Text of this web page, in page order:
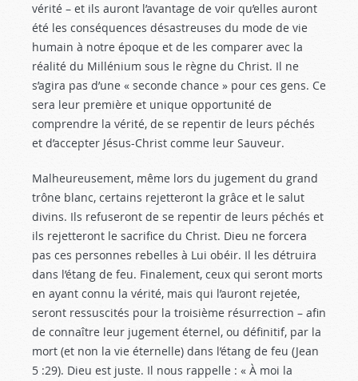
vérité – et ils auront l’avantage de voir qu’elles auront
été les conséquences désastreuses du mode de vie
humain à notre époque et de les comparer avec la
réalité du Millénium sous le règne du Christ. Il ne
s’agira pas d’une « seconde chance » pour ces gens. Ce
sera leur première et unique opportunité de
comprendre la vérité, de se repentir de leurs péchés
et d’accepter Jésus-Christ comme leur Sauveur.
Malheureusement, même lors du jugement du grand
trône blanc, certains rejetteront la grâce et le salut
divins. Ils refuseront de se repentir de leurs péchés et
ils rejetteront le sacrifice du Christ. Dieu ne forcera
pas ces personnes rebelles à Lui obéir. Il les détruira
dans l’étang de feu. Finalement, ceux qui seront morts
en ayant connu la vérité, mais qui l’auront rejetée,
seront ressuscités pour la troisième résurrection – afin
de connaître leur jugement éternel, ou définitif, par la
mort (et non la vie éternelle) dans l’étang de feu (Jean
5 :29). Dieu est juste. Il nous rappelle : « À moi la